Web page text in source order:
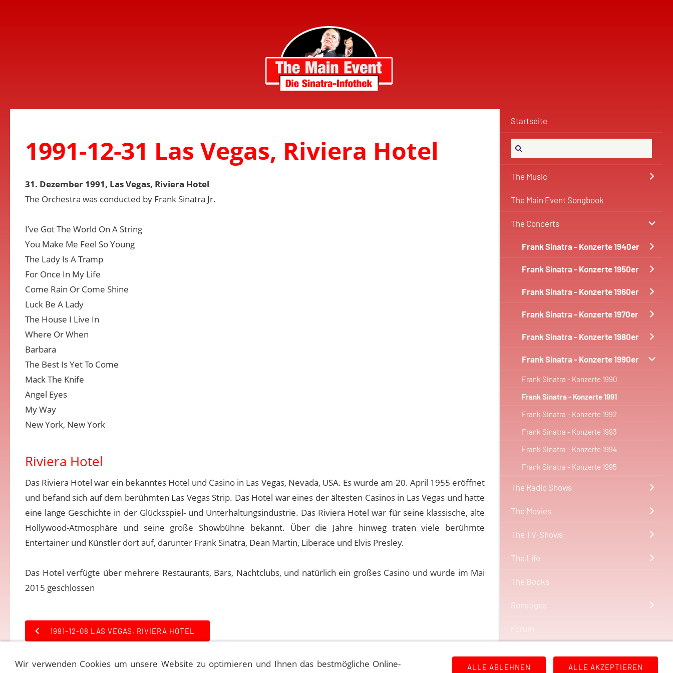
Startseite
The Music
The Main Event Songbook
The Concerts
Frank Sinatra - Konzerte 1940er
Frank Sinatra - Konzerte 1950er
Frank Sinatra - Konzerte 1960er
Frank Sinatra - Konzerte 1970er
Frank Sinatra - Konzerte 1980er
Frank Sinatra - Konzerte 1990er
Frank Sinatra - Konzerte 1990
Frank Sinatra - Konzerte 1991
Frank Sinatra - Konzerte 1992
Frank Sinatra - Konzerte 1993
Frank Sinatra - Konzerte 1994
Frank Sinatra - Konzerte 1995
The Radio Shows
The Movies
The TV-Shows
The Life
The Books
Sonstiges
Forum
1991-12-31 Las Vegas, Riviera Hotel
31. Dezember 1991, Las Vegas, Riviera Hotel
The Orchestra was conducted by Frank Sinatra Jr.
I’ve Got The World On A String
You Make Me Feel So Young
The Lady Is A Tramp
For Once In My Life
Come Rain Or Come Shine
Luck Be A Lady
The House I Live In
Where Or When
Barbara
The Best Is Yet To Come
Mack The Knife
Angel Eyes
My Way
New York, New York
Riviera Hotel
Das Riviera Hotel war ein bekanntes Hotel und Casino in Las Vegas, Nevada, USA. Es wurde am 20. April 1955 eröffnet
und befand sich auf dem berühmten Las Vegas Strip. Das Hotel war eines der ältesten Casinos in Las Vegas und hatte
eine lange Geschichte in der Glücksspiel- und Unterhaltungsindustrie. Das Riviera Hotel war für seine klassische, alte
Hollywood-Atmosphäre und seine große Showbühne bekannt. Über die Jahre hinweg traten viele berühmte
Entertainer und Künstler dort auf, darunter Frank Sinatra, Dean Martin, Liberace und Elvis Presley.
Das Hotel verfügte über mehrere Restaurants, Bars, Nachtclubs, und natürlich ein großes Casino und wurde im Mai
2015 geschlossen
1991-12-08 LAS VEGAS, RIVIERA HOTEL
Wir verwenden Cookies um unsere Website zu optimieren und Ihnen das bestmögliche Online- ALLE AKZEPTIEREN
ALLE ABLEHNEN